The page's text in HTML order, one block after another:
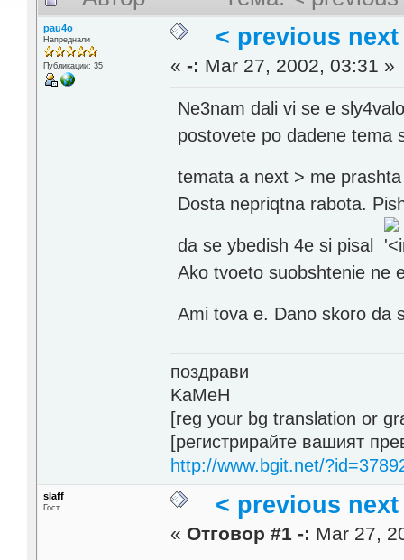
pau4o
Напреднали
Публикации: 35
< previous next
«-: Mar 27, 2002, 03:31 »
Ne3nam dali vi se e
postovete po dadene tema
temata a next > me
Dosta nepriqtna rabota.
da se ybedish 4e si pisal
Ako tvoeto suobshtenie ne
Ami tova e. Dano skoro
поздрави
KaMeH
[reg your bg translation or
[регистрирайте вашият
http://www.bgit.net/
slaff
Гост < previous next
« Отговор #1 -: Mar 27,